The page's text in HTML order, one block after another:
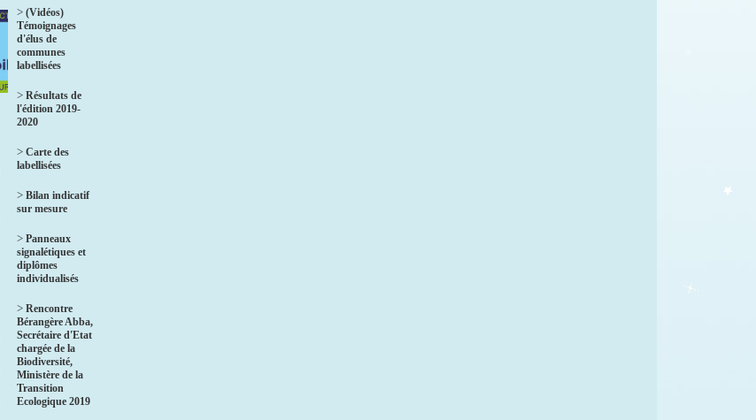
> (Vidéos)
Témoignages
d'élus de
communes
labellisées
> Résultats de
l'édition 2019-
2020
> Carte des
labellisées
> Bilan indicatif
sur mesure
> Panneaux
signalétiques et
diplômes
individualisés
> Rencontre
Bérangère Abba,
Secrétaire d'Etat
chargée de la
Biodiversité,
Ministère de la
Transition
Ecologique 2019